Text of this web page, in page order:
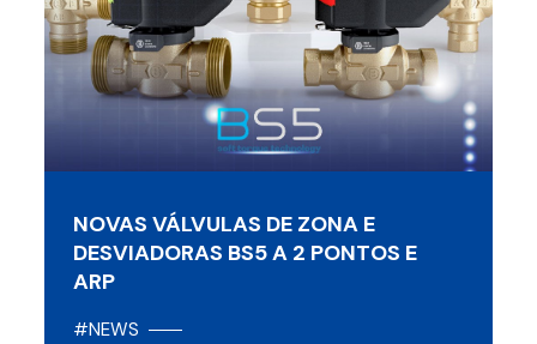
NOVAS VÁLVULAS DE ZONA E
DESVIADORAS BS5 A 2 PONTOS E
ARP
#NEWS